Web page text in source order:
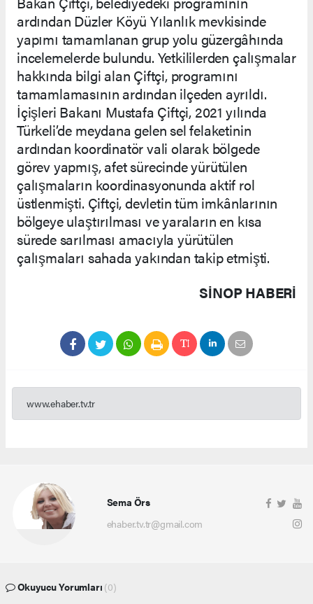
ardından Düzler Köyü Yılanlık mevkisinde
yapımı tamamlanan grup yolu güzergâhında
incelemelerde bulundu. Yetkililerden çalışmalar
hakkında bilgi alan Çiftçi, programını
tamamlamasının ardından ilçeden ayrıldı.
İçişleri Bakanı Mustafa Çiftçi, 2021 yılında
Türkeli’de meydana gelen sel felaketinin
ardından koordinatör vali olarak bölgede
görev yapmış, afet sürecinde yürütülen
çalışmaların koordinasyonunda aktif rol
üstlenmişti. Çiftçi, devletin tüm imkânlarının
bölgeye ulaştırılması ve yaraların en kısa
sürede sarılması amacıyla yürütülen
çalışmaları sahada yakından takip etmişti.
SINOP HABERİ
www.ehaber.tv.tr
Sema Örs
ehaber.tv.tr@gmail.com
Okuyucu Yorumları (0)